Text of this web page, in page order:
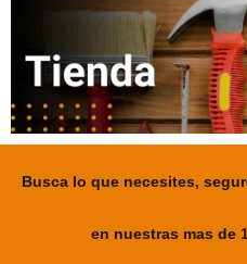
Busca lo que necesites,
en nuestras mas de